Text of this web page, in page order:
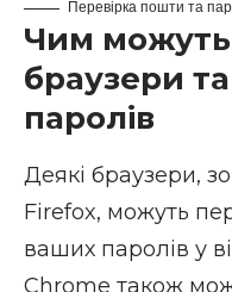
Перевірка пошти та
Чим
браузери
паролів
Деякі браузери,
Firefox, можуть
ваших паролів у
Chrome також